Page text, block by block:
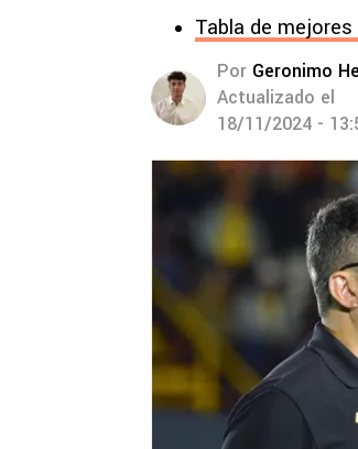
Tabla de
Por Geronimo
Actualizado el
18/11/2024 -